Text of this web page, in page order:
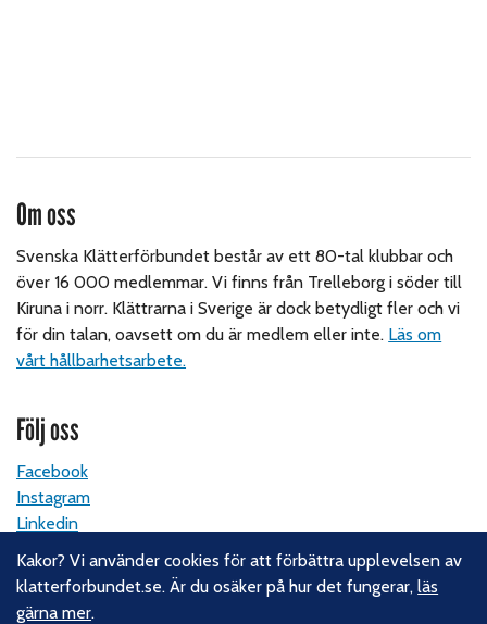
Om oss
Svenska Klätterförbundet består av ett 80-tal klubbar och
över 16 000 medlemmar. Vi finns från Trelleborg i söder till
Kiruna i norr. Klättrarna i Sverige är dock betydligt fler och vi
för din talan, oavsett om du är medlem eller inte. Läs om
vårt hållbarhetsarbete.
Följ oss
Facebook
Instagram
Linkedin
Nyhetsbrev
Kakor? Vi använder cookies för att förbättra upplevelsen av
klatterforbundet.se. Är du osäker på hur det fungerar,läs
gärna mer.